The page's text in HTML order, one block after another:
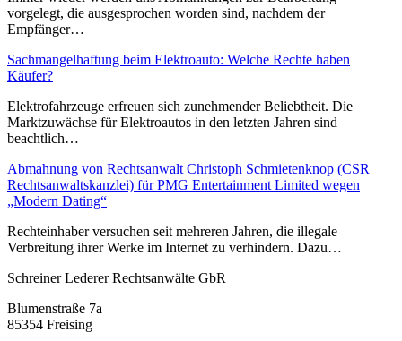
vorgelegt, die ausgesprochen worden sind, nachdem der
Empfänger…
Sachmangelhaftung beim Elektroauto: Welche Rechte haben
Käufer?
Elektrofahrzeuge erfreuen sich zunehmender Beliebtheit. Die
Marktzuwächse für Elektroautos in den letzten Jahren sind
beachtlich…
Abmahnung von Rechtsanwalt Christoph Schmietenknop (CSR
Rechtsanwaltskanzlei) für PMG Entertainment Limited wegen
„Modern Dating“
Rechteinhaber versuchen seit mehreren Jahren, die illegale
Verbreitung ihrer Werke im Internet zu verhindern. Dazu…
Schreiner Lederer Rechtsanwälte GbR
Blumenstraße 7a
85354 Freising